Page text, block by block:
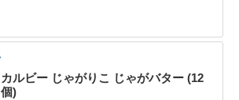
カルビー じゃがりこ じゃがバター (12
個)